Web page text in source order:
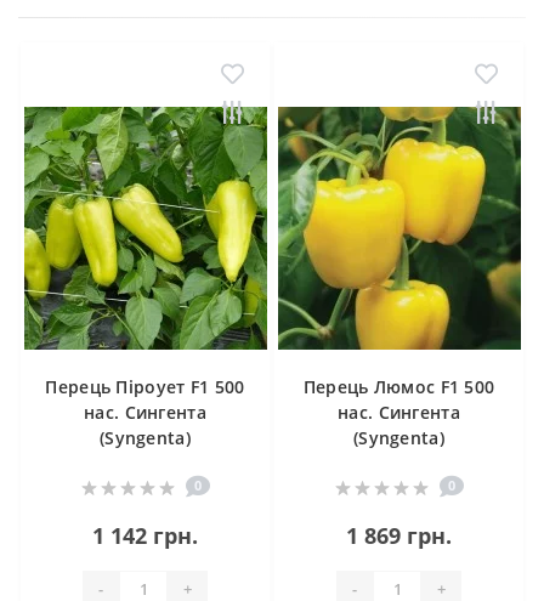
Перець Піроует F1 500
нас. Сингента
(Syngenta)
0
1 142 грн.
- +
Перець Люмос F1 500
нас. Сингента
(Syngenta)
0
1 869 грн.
- +